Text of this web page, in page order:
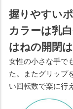
握りやすい
カラーは乳
はねの開閉
女性の小さな手で
た。またグリップ
い回転数で楽に行